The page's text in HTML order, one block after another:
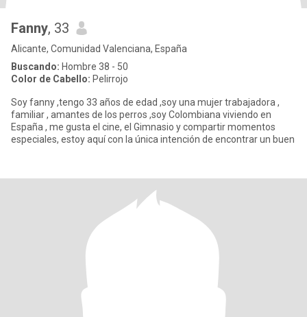
Fanny, 33
Alicante, Comunidad Valenciana, España
Buscando: Hombre 38 - 50
Color de Cabello: Pelirrojo
Soy fanny ,tengo 33 años de edad ,soy una mujer trabajadora ,
familiar , amantes de los perros ,soy Colombiana viviendo en
España , me gusta el cine, el Gimnasio y compartir momentos
especiales, estoy aquí con la única intención de encontrar un buen